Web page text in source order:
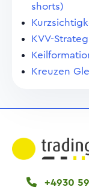
shorts)
KVV-
Kreuzen
+4930